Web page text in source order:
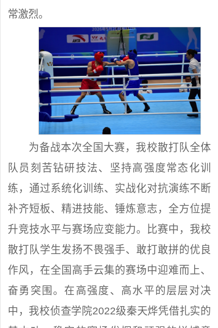
常激烈。
为备战本次全国大赛，我校散打队全体
队员刻苦钻研技法、坚持高强度常态化训
练，通过系统化训练、实战化对抗演练不断
补齐短板、精进技能、锤炼意志，全方位提
升竞技水平与赛场应变能力。比赛中，我校
散打队学生发扬不畏强手、敢打敢拼的优良
作风，在全国高手云集的赛场中迎难而上、
奋勇突围。在高强度、高水平的层层对决
中，我校侦查学院2022级秦天烨凭借扎实的